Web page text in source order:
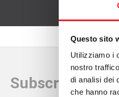
Questo sito
Utilizziamo i
nostro
di analisi dei
che hanno
Subscribe to